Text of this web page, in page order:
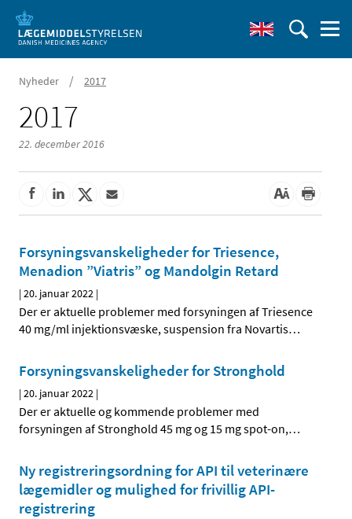
Nyheder / 2017
2017
22. december 2016
Forsyningsvanskeligheder for Triesence,
Menadion ”Viatris” og Mandolgin Retard
|20. januar 2022 |
Der er aktuelle problemer med forsyningen af Triesence
40 mg/ml injektionsvæske, suspension fra Novartis…
Forsyningsvanskeligheder for Stronghold
|20. januar 2022 |
Der er aktuelle og kommende problemer med
forsyningen af Stronghold 45 mg og 15 mg spot-on,…
Ny registreringsordning for API til veterinære
lægemidler og mulighed for frivillig API-
registrering